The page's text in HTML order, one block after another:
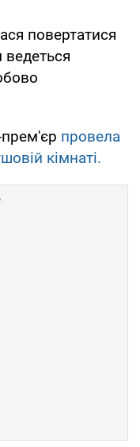
повертатися
ведеться
прем'єр провела
кімнаті.